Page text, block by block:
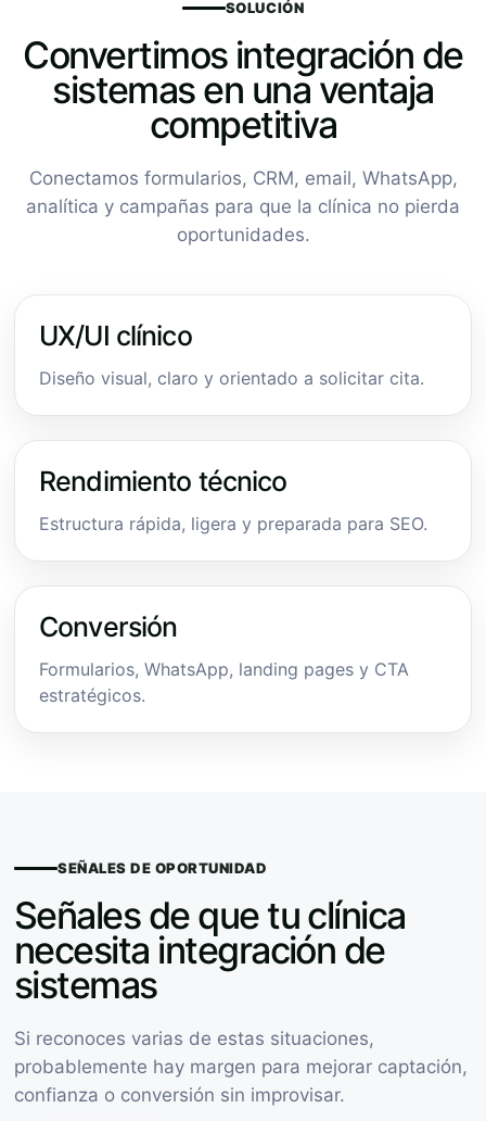
SOLUCIÓN
Convertimos integración de
sistemas en una ventaja
competitiva
Conectamos formularios, CRM, email, WhatsApp,
analítica y campañas para que la clínica no pierda
oportunidades.
UX/UI clínico
Diseño visual, claro y orientado a solicitar cita.
Rendimiento técnico
Estructura rápida, ligera y preparada para SEO.
Conversión
Formularios, WhatsApp, landing pages y CTA
estratégicos.
SEÑALES DE OPORTUNIDAD
Señales de que tu clínica
necesita integración de
sistemas
Si reconoces varias de estas situaciones,
probablemente hay margen para mejorar captación,
confianza o conversión sin improvisar.